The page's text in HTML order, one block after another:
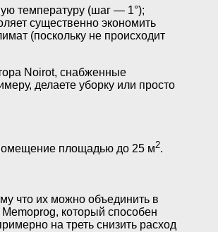
температуру (шаг — 1°);
существенно экономить
(поскольку не происходит
Noirot, снабженные
делаете уборку или просто
площадью до 25 м2.
что их можно объединить в
который способен
на треть снизить расход